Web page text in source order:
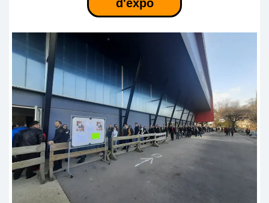
d'expo